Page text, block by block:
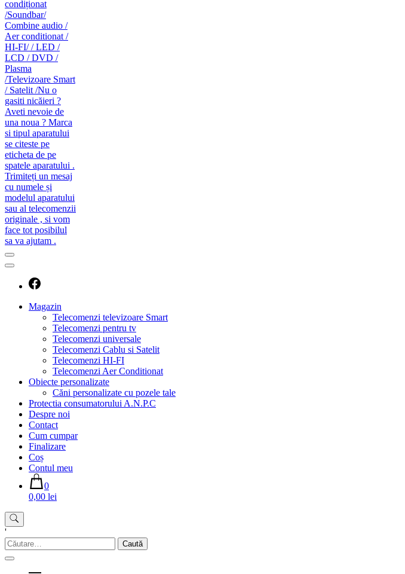
Magazin
Telecomenzi televizoare Smart
Telecomenzi pentru tv
Telecomenzi universale
Telecomenzi Cablu si Satelit
Telecomenzi HI-FI
Telecomenzi Aer Conditionat
Obiecte personalizate
Căni personalizate cu pozele tale
Protectia consumatorului A.N.P.C
Despre noi
Contact
Cum cumpar
Finalizare
Coș
Contul meu
0
0,00 lei
'
Caută
după: